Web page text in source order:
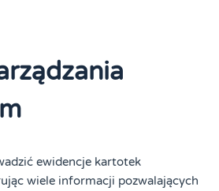
ewidencje kartotek
wiele informacji pozwalających